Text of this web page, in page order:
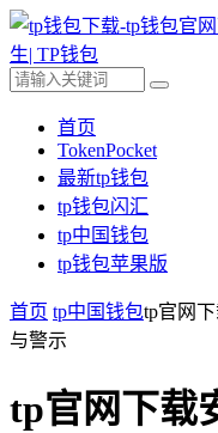
首页
TokenPocket
最新tp钱包
tp钱包闪汇
tp中国钱包
tp钱包苹果版
首页 tp中国钱包tp官网
与警示
tp官网下载